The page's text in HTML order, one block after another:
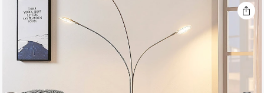
slutten
bildegalleri